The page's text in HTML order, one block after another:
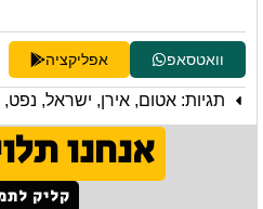
וואטסאפ אפליקציה
תגיות: אטום, אירן, ישראל, נפט,
אנחנו
קליק